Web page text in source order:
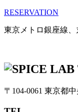
RESERVATION
東京メトロ銀座線
〒104-0061 東京都中